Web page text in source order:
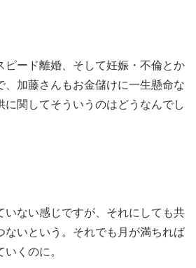
ピード離婚、そして妊娠・不倫とか
、加藤さんもお金儲けに一生懸命な
に関してそういうのはどうなんでし
いない感じですが、それにしても共
ないという。それでも月が満ちれば
くのに。